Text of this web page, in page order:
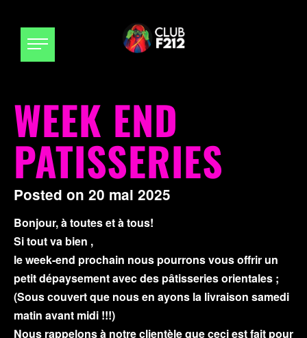
WEEK END
PATISSERIES
Posted on 20 mai 2025
Bonjour, à toutes et à tous!
Si tout va bien ,
le week-end prochain nous pourrons vous offrir un
petit dépaysement avec des pâtisseries orientales ;
(Sous couvert que nous en ayons la livraison samedi
matin avant midi !!!)
Nous rappelons à notre clientèle que ceci est fait pour